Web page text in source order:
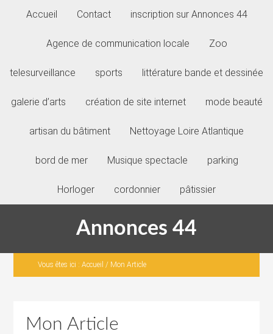
Accueil Contact inscription sur Annonces 44
Agence de communication locale Zoo
telesurveillance sports littérature bande et dessinée
galerie d’arts création de site internet mode beauté
artisan du bâtiment Nettoyage Loire Atlantique
bord de mer Musique spectacle parking
Horloger cordonnier pâtissier
Annonces 44
Vous êtes ici :Accueil / Mon Article
Mon Article